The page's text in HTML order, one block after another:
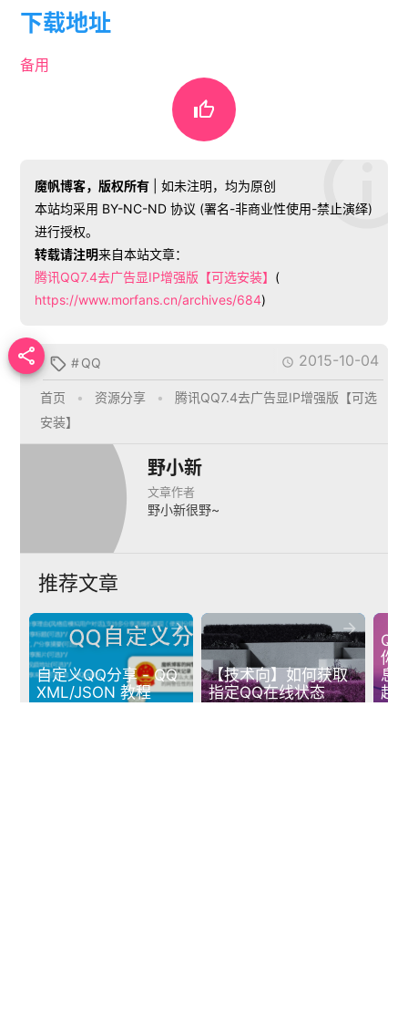
下载地址
备用

魔帆博客，版权所有 | 如未注明，均为原创
本站均采用 BY-NC-ND 协议 (署名-非商业性使用-禁止演绎)
进行授权。
转载请注明来自本站文章：
腾讯QQ7.4去广告显IP增强版【可选安装】 (
https://www.morfans.cn/archives/684)
  #QQ  2015-10-04
首页 • 资源分享 •
腾讯QQ7.4去广告显IP增强版【可选
安装】
野小新
文章作者
野小新很野~
推荐文章
自定义QQ分享 - QQ
XML/JSON 教程

【技术向】如何获取
指定QQ在线状态

你
息
超